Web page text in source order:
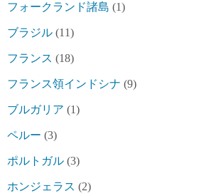
フォークランド諸島 (1)
ブラジル (11)
フランス (18)
フランス領インドシナ (9)
ブルガリア (1)
ペルー (3)
ポルトガル (3)
ホンジェラス (2)